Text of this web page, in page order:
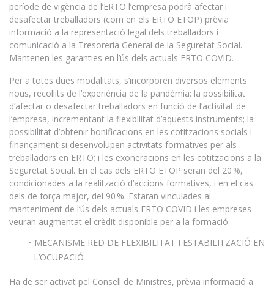
període de vigència de l’ERTO l’empresa podrà afectar i
desafectar treballadors (com en els ERTO ETOP) prèvia
informació a la representació legal dels treballadors i
comunicació a la Tresoreria General de la Seguretat Social.
Mantenen les garanties en l’ús dels actuals ERTO COVID.
Per a totes dues modalitats, s’incorporen diversos elements
nous, recollits de l’experiència de la pandèmia: la possibilitat
d’afectar o desafectar treballadors en funció de l’activitat de
l’empresa, incrementant la flexibilitat d’aquests instruments; la
possibilitat d’obtenir bonificacions en les cotitzacions socials i
finançament si desenvolupen activitats formatives per als
treballadors en ERTO; i les exoneracions en les cotitzacions a la
Seguretat Social. En el cas dels ERTO ETOP seran del 20 %,
condicionades a la realització d’accions formatives, i en el cas
dels de força major, del 90 %. Estaran vinculades al
manteniment de l’ús dels actuals ERTO COVID i les empreses
veuran augmentat el crèdit disponible per a la formació.
MECANISME RED DE FLEXIBILITAT I ESTABILITZACIÓ EN
L’OCUPACIÓ
Ha de ser activat pel Consell de Ministres, prèvia informació a